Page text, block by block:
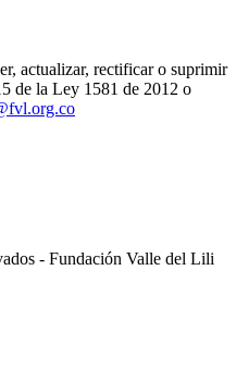
actualizar, rectificar o suprimir
de la Ley 1581 de 2012 o
- Fundación Valle del Lili